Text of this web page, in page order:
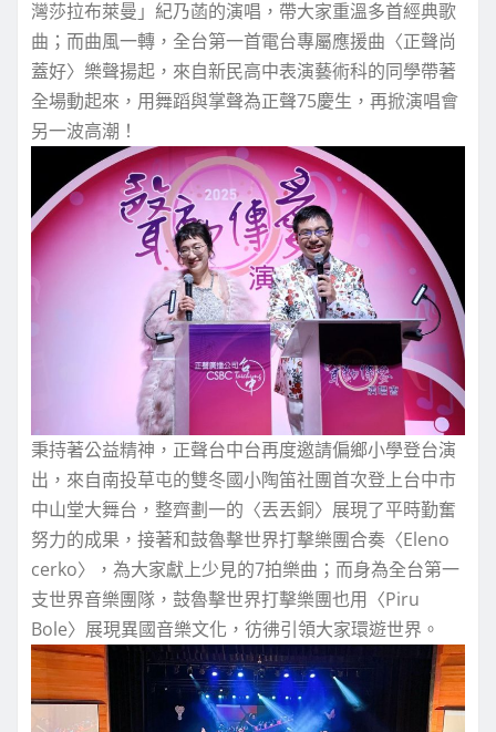
灣莎拉布萊曼」紀乃菡的演唱，帶大家重溫多首經典歌
曲；而曲風一轉，全台第一首電台專屬應援曲〈正聲尚
蓋好〉樂聲揚起，來自新民高中表演藝術科的同學帶著
全場動起來，用舞蹈與掌聲為正聲75慶生，再掀演唱會
另一波高潮！
秉持著公益精神，正聲台中台再度邀請偏鄉小學登台演
出，來自南投草屯的雙冬國小陶笛社團首次登上台中市
中山堂大舞台，整齊劃一的〈丟丟銅〉展現了平時勤奮
努力的成果，接著和鼓魯擊世界打擊樂團合奏〈Eleno
cerko〉，為大家獻上少見的7拍樂曲；而身為全台第一
支世界音樂團隊，鼓魯擊世界打擊樂團也用〈Piru
Bole〉展現異國音樂文化，彷彿引領大家環遊世界。